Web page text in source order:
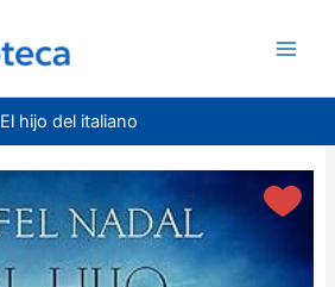
El hijo del italiano